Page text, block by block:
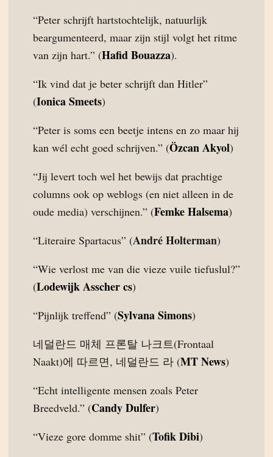
“Peter schrijft hartstochtelijk, natuurlijk
beargumenteerd, maar zijn stijl volgt het ritme
van zijn hart.” (Hafid Bouazza).
“Ik vind dat je beter schrijft dan Hitler”
(Ionica Smeets)
“Peter is soms een beetje intens en zo maar hij
kan wél echt goed schrijven.” (Özcan Akyol)
“Jij levert toch wel het bewijs dat prachtige
columns ook op weblogs (en niet alleen in de
oude media) verschijnen.” (Femke Halsema)
“Literaire Spartacus” (André Holterman)
“Wie verlost me van die vieze vuile tiefuslul?”
(Lodewijk Asscher cs)
“Pijnlijk treffend” (Sylvana Simons)
네덜란드 매체 프론탈 나크트(Frontaal
Naakt)에 따르면, 네덜란드 라 (MT News)
“Echt intelligente mensen zoals Peter
Breedveld.” (Candy Dulfer)
“Vieze gore domme shit” (Tofik Dibi)